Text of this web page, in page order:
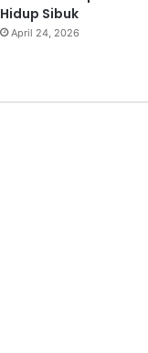
Hidup Sibuk
April 24, 2026